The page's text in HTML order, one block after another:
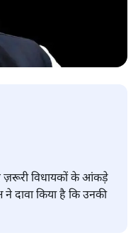
ज़रूरी विधायकों के आंकड़े
दावा किया है कि उनकी